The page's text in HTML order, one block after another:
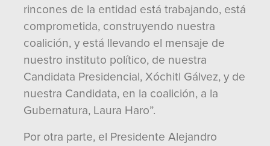
rincones de la entidad está trabajando, está
comprometida, construyendo nuestra
coalición, y está llevando el mensaje de
nuestro instituto político, de nuestra
Candidata Presidencial, Xóchitl Gálvez, y de
nuestra Candidata, en la coalición, a la
Gubernatura, Laura Haro”.
Por otra parte, el Presidente Alejandro